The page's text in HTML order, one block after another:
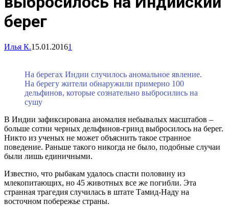
берег
Илья К.15.01.20161
На берегах Индии случилось аномальное явление.
На берегу жители обнаружили примерно 100
дельфинов, которые сознательно выбросились на
сушу
В Индии зафиксирована аномалия небывалых масштабов –
больше сотни черных дельфинов-гринд выбросилось на берег.
Никто из ученых не может объяснить такое странное
поведение. Раньше такого никогда не было, подобные случаи
были лишь единичными.
Известно, что рыбакам удалось спасти половину из
млекопитающих, но 45 животных все же погибли. Эта
странная трагедия случилась в штате Тамид-Наду на
восточном побережье страны.